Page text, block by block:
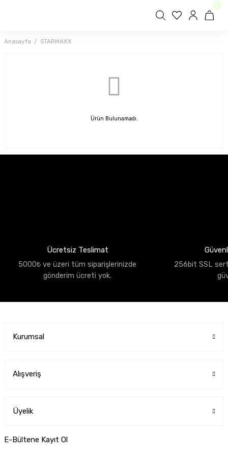
Anasayfa STARMAXX
Ürün Bulunamadı.
Ücretsiz Teslimat
5000₺ ve üzeri tüm siparişlerinizde
gönderim ücreti yok.
256bit SSL
Kurumsal
Alışveriş
Üyelik
E-Bültene Kayıt Ol